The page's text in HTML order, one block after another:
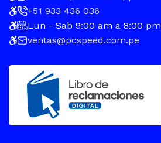
+51 933 436 036
Lun - Sab 9:00 am a 8:00 pm
ventas@pcspeed.com.pe